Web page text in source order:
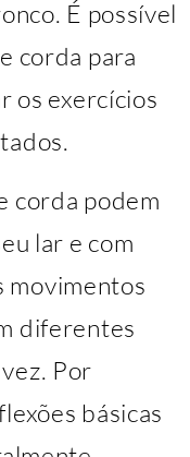
É possível
corda para
os exercícios
corda podem
lar e com
movimentos
diferentes
Por
básicas